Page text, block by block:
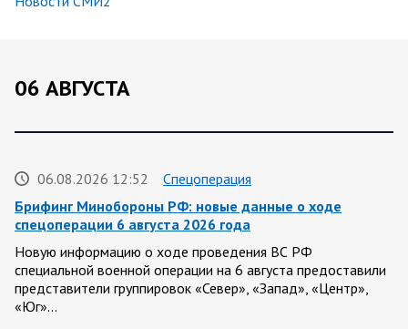
06 АВГУСТА
06.08.2026 12:52
Спецоперация
Брифинг Минобороны РФ: новые данные о ходе
спецоперации 6 августа 2026 года
Новую информацию о ходе проведения ВС РФ
специальной военной операции на 6 августа предоставили
представители группировок «Север», «Запад», «Центр»,
«Юг»…